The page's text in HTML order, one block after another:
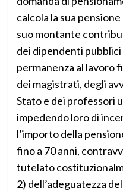
calcola la sua
suo montante
dei dipendenti
permanenza al lavoro
dei magistrati, degli
Stato e dei professori
impedendo loro di
l’importo della
fino a 70 anni,
tutelato
2) dell’adeguatezza